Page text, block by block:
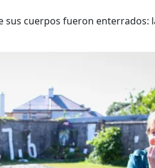
sus cuerpos fueron enterrados: